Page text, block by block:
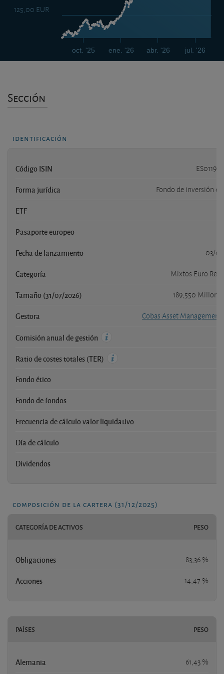
ene. '26 jul. '26
oct. '25 abr. '26
125,00 EUR
Sección
identificación
Código ISIN
Forma jurídica Fondo de inversión
ETF
Pasaporte europeo
Fecha de lanzamiento 03/
Categoría Mixtos Euro
Tamaño (31/07/2026) 189,550
Gestora Cobas Asset Management
Comisión anual de gestión
Ratio de costes totales (TER)
Fondo ético
Fondo de fondos
Frecuencia de cálculo valor liquidativo
Día de cálculo
Dividendos
composición de la cartera (31/12/2025)
CATEGORÍA DE ACTIVOS PESO
Obligaciones 83,36 %
Acciones 14,47 %
PAÍSES PESO
Alemania 61,43 %